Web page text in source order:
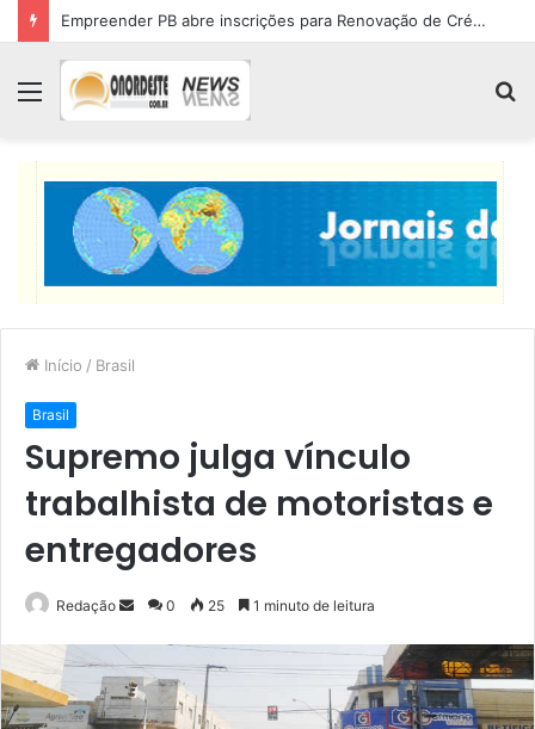
Empreender PB abre inscrições para Renovação de Crédito
Menu
Início / Brasil
Brasil
Supremo julga vínculo
trabalhista de motoristas e
entregadores
Redação
Mande
e-
mail
0 25 1 minuto de leitura